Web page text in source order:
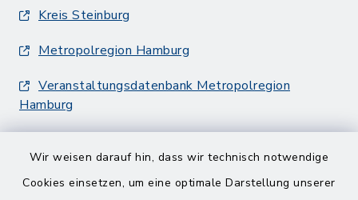
Wir weisen darauf hin, dass wir technisch notwendige
Cookies einsetzen, um eine optimale Darstellung unserer
Kreis Steinburg
Metropolregion Hamburg
Veranstaltungsdatenbank Metropolregion
Hamburg